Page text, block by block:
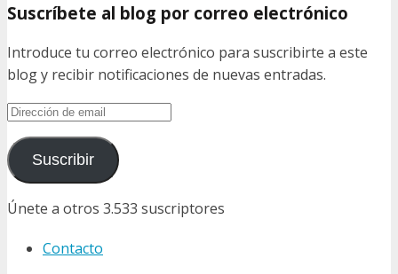
Suscríbete al blog por correo electrónico
Introduce tu correo electrónico para suscribirte a este
blog y recibir notificaciones de nuevas entradas.
Dirección
emailSuscribir
Únete a otros 3.533 suscriptores
Contacto